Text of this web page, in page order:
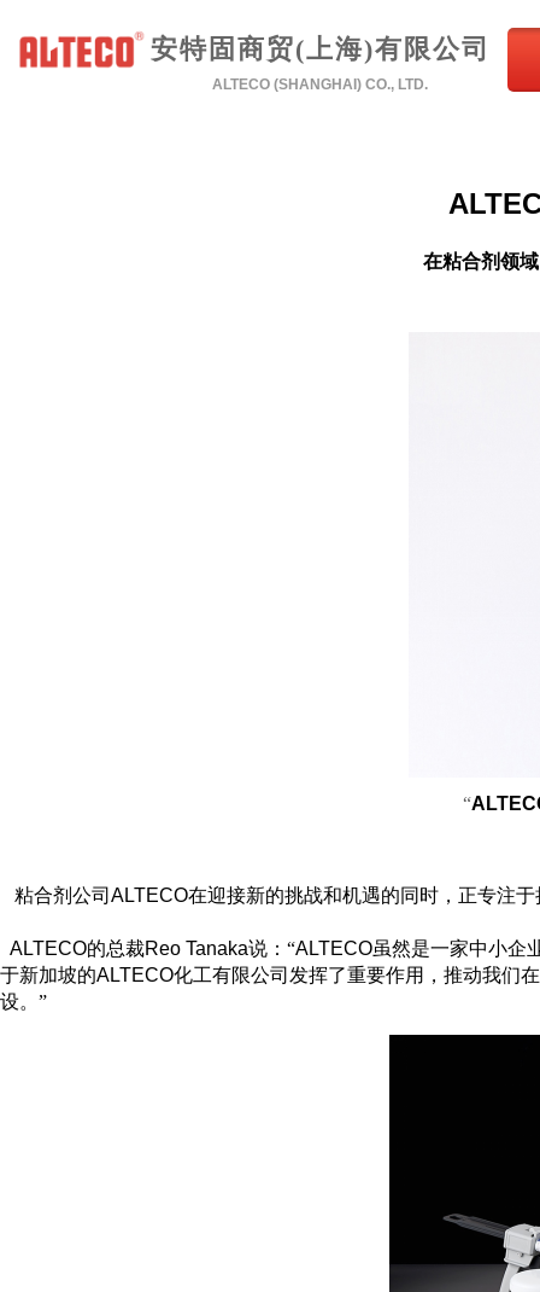
安特固商贸(上海)有限公司
ALTECO (SHANGHAI) CO., LTD.
在粘合剂领
“
粘合剂公司 ALTECO在迎接新的挑战和机遇的同时，正专注
ALTECO的总裁Reo Tanaka说：“ALTECO虽然是一家中小企
于新加坡的ALTECO化工有限公司发挥了重要作用，推动我们
设。”